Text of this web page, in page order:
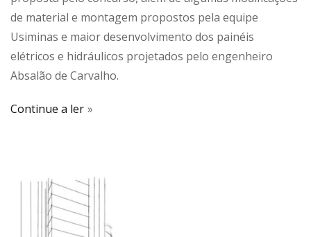
de material e montagem propostos pela equipe
Usiminas e maior desenvolvimento dos painéis
elétricos e hidráulicos projetados pelo engenheiro
Absalão de Carvalho.
Continue a ler